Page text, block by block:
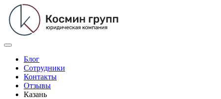
Блог
Сотрудники
Контакты
Отзывы
Казань